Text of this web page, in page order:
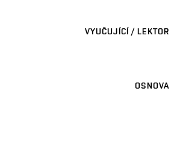
VYUČUJÍCÍ / LEKTOR
OSNOVA